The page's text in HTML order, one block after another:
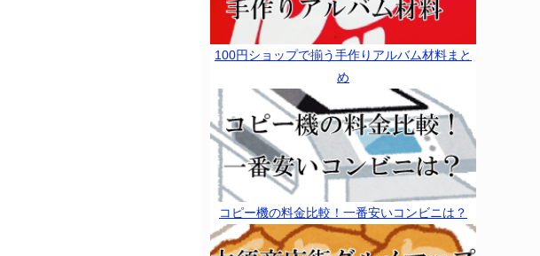
100円ショップで揃う手作りアルバム材料まと
め
コピー機の料金比較！一番安いコンビニは？